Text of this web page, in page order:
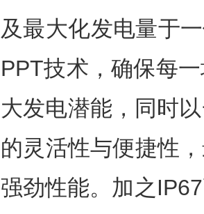
及最大化发电量于
PPT技术，确保每
大发电潜能，同时
的灵活性与便捷性
强劲性能。加之